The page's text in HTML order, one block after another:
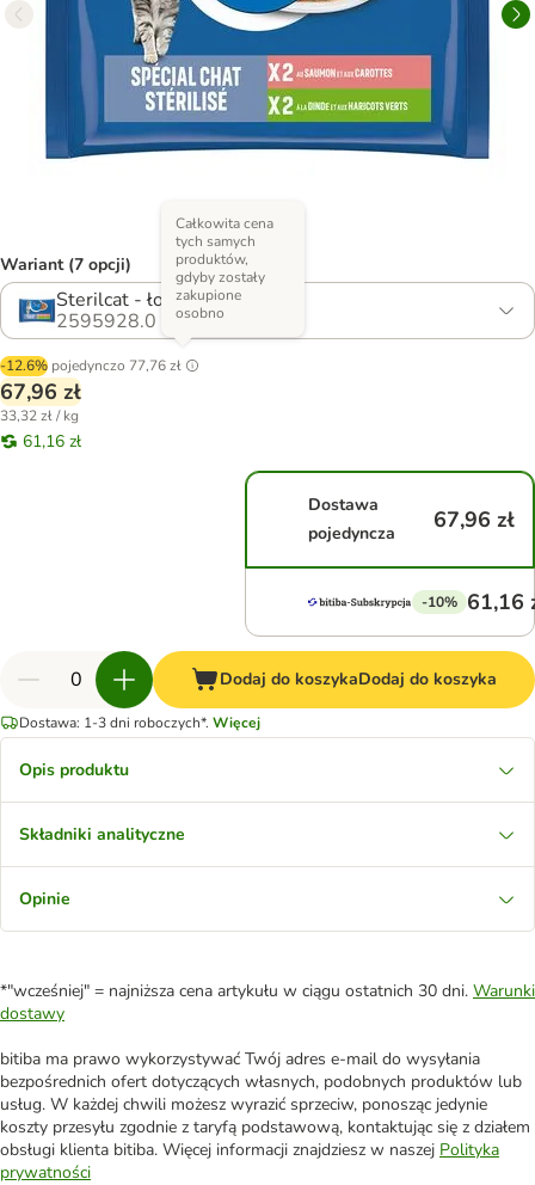
Wariant (7 opcji)
Sterilcat - łosoś i indyk
2595928.0
-12.6% pojedynczo 77,76 zł
Całkowita cena
tych samych
produktów,
gdyby zostały
zakupione
osobno
67,96 zł
33,32 zł / kg
61,16 zł
Dostawa
pojedyncza
67,96 zł
-10% 61,16
Dodaj do koszykaDodaj do koszyka
Dostawa: 1-3 dni roboczych*. Więcej
Opis produktu
Składniki analityczne
Opinie
*"wcześniej" = najniższa cena artykułu w ciągu ostatnich 30 dni. Warunki
dostawy
bitiba ma prawo wykorzystywać Twój adres e-mail do wysyłania
bezpośrednich ofert dotyczących własnych, podobnych produktów lub
usług. W każdej chwili możesz wyrazić sprzeciw, ponosząc jedynie
koszty przesyłu zgodnie z taryfą podstawową, kontaktując się z działem
obsługi klienta bitiba. Więcej informacji znajdziesz w naszej Polityka
prywatności